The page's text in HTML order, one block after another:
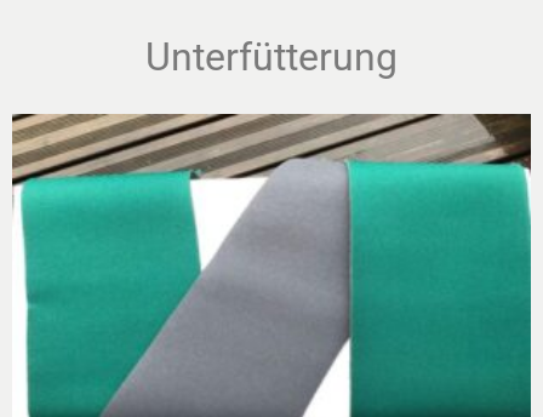
Unterfütterung